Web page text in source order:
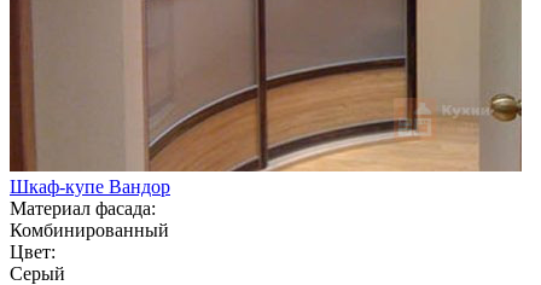
Шкаф-купе Вандор
Материал фасада:
Комбинированный
Цвет:
Серый